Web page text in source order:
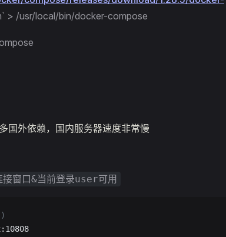
> /usr/local/bin/docker-compose
国外依赖，国内服务器速度非常慢
接窗口&当前登录user可用